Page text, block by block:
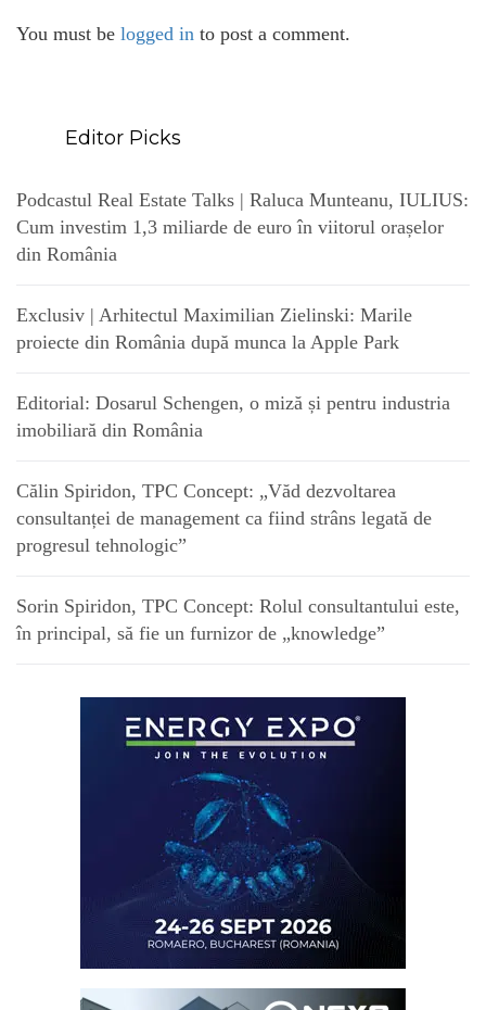
You must be logged in to post a comment.
Editor Picks
Podcastul Real Estate Talks | Raluca Munteanu, IULIUS:
Cum investim 1,3 miliarde de euro în viitorul orașelor
din România
Exclusiv | Arhitectul Maximilian Zielinski: Marile
proiecte din România după munca la Apple Park
Editorial: Dosarul Schengen, o miză și pentru industria
imobiliară din România
Călin Spiridon, TPC Concept: „Văd dezvoltarea
consultanței de management ca fiind strâns legată de
progresul tehnologic”
Sorin Spiridon, TPC Concept: Rolul consultantului este,
în principal, să fie un furnizor de „knowledge”